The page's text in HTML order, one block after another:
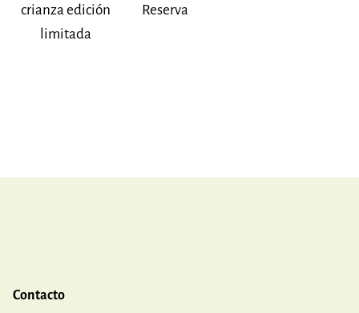
crianza edición
limitada
Reserva
Contacto